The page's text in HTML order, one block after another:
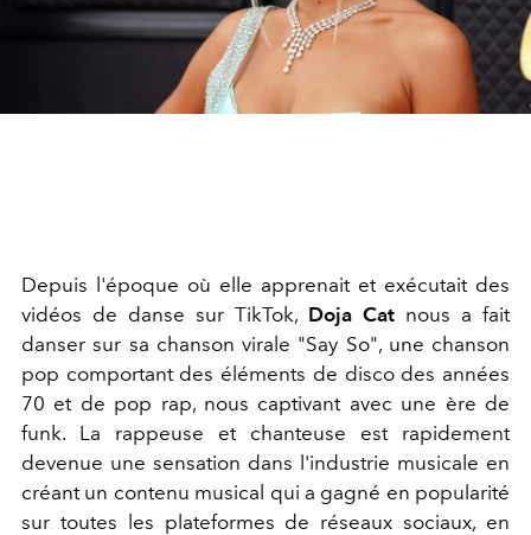
Depuis l'époque où elle apprenait et exécutait des
vidéos de danse sur TikTok, Doja Cat nous a fait
danser sur sa chanson virale "Say So", une chanson
pop comportant des éléments de disco des années
70 et de pop rap, nous captivant avec une ère de
funk. La rappeuse et chanteuse est rapidement
devenue une sensation dans l'industrie musicale en
créant un contenu musical qui a gagné en popularité
sur toutes les plateformes de réseaux sociaux, en